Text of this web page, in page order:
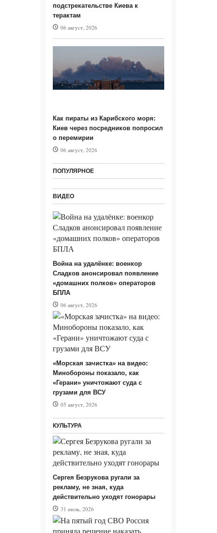
подстрекательстве Киева к
терактам
06 август, 2026
Как пираты из Карибского моря:
Киев через посредников попросил
о перемирии
06 август, 2026
ПОПУЛЯРНОЕ
ВИДЕО
Война на удалёнке: военкор
Сладков анонсировал появление
«домашних полков» операторов
БПЛА
06 август, 2026
«Морская зачистка» на видео:
Минобороны показало, как
«Герани» уничтожают суда с
грузами для ВСУ
05 август, 2026
КУЛЬТУРА
Сергея Безрукова ругали за
рекламу, не зная, куда
действительно уходят гонорары
31 июль, 2026